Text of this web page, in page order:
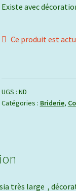
Existe avec
Ce produit est
UGS : ND
Catégories : Briderie,
très large ,